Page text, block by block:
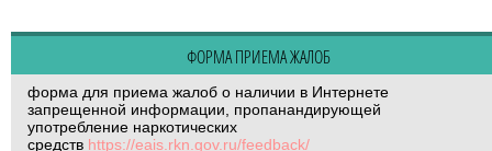
ФОРМА ПРИЕМА ЖАЛОБ
форма для приема жалоб о наличии в Интернете
запрещенной информации, пропанандирующей
употребление наркотических
средств https://eais.rkn.gov.ru/feedback/